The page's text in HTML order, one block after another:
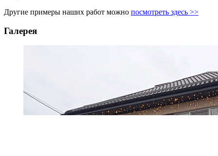
Другие примеры наших работ можно посмотреть здесь >>
Галерея